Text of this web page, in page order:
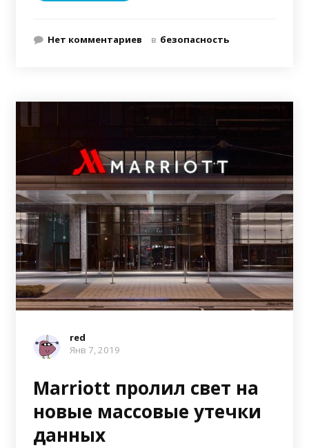
Нет комментариев в безопасность
red
Янв 7, 2019
Marriott пролил свет на
новые массовые утечки
данных